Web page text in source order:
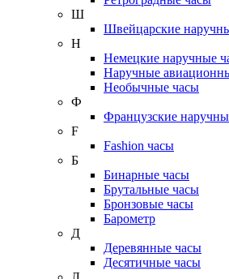
Ш
Швейцарские
Н
Немецкие наручные
Наручные
Необычные часы
Ф
Французские
F
Fashion часы
Б
Бинарные часы
Брутальные часы
Бронзовые часы
Барометр
Д
Деревянные часы
Десятичные часы